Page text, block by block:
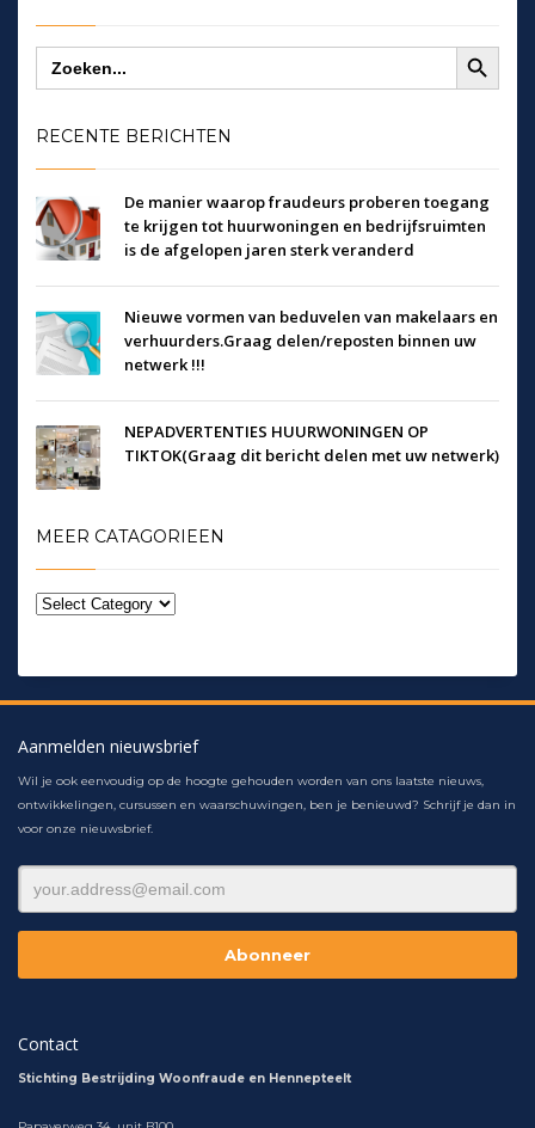
Zoek
naar:
Zoekknop
RECENTE BERICHTEN
De manier waarop fraudeurs proberen toegang
te krijgen tot huurwoningen en bedrijfsruimten
is de afgelopen jaren sterk veranderd
Nieuwe vormen van beduvelen van makelaars en
verhuurders.Graag delen/reposten binnen uw
netwerk !!!
NEPADVERTENTIES HUURWONINGEN OP
TIKTOK(Graag dit bericht delen met uw netwerk)
MEER CATAGORIEEN
Aanmelden nieuwsbrief
Wil je ook eenvoudig op de hoogte gehouden worden van ons laatste nieuws,
ontwikkelingen, cursussen en waarschuwingen, ben je benieuwd? Schrijf je dan in
voor onze nieuwsbrief.
Contact
Stichting Bestrijding Woonfraude en Hennepteelt